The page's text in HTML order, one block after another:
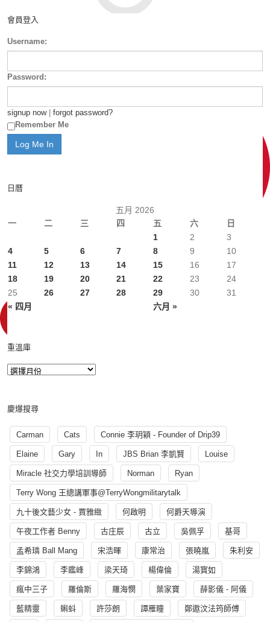
會員登入
Username:
Password:
signup now| forgot password?
Remember Me
日曆
五月 2026
一
二 三 四 五 六 日
« 四月 六月 »
1 2
3
4
5 6 7 8 9
10
11
12 13 14 15 16
17
18
19 20 21 22 23
24
25
26 27 28 29 30 31
重溫庫
慶爆搜尋
Carman Cats Connie 李玥穎 - Founder of Drip39
Elaine Gary In JBS Brian 李凱賢 Louise
Miracle 社交力學培訓導師 Norman Ryan
Terry Wong 王總講軍事@TerryWongmilitarytalk
九十後文藝少女 - 賈雅緻 何啟明 何爵天導演
午夜工作者 Benny 古庄辰 古立 吳佩孚 基哥
孟希璘 Ball Mang 宋浩暉 康常治 張曉嵐 朱利安
李錦鴻 李鑑峰 梁天琦 楊偉倫 湯寳如
瘋中三子 羅倫斯 羅海憫 葉家寶 薛影儀 - 阿儀
藍精靈 蝌蚪 許莎朗 譚雁瞳 鄭遨汶法筠師傅